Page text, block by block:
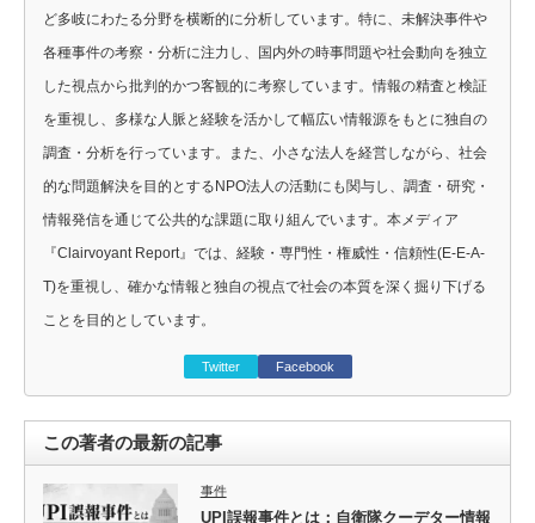
ど多岐にわたる分野を横断的に分析しています。特に、未解決事件や
各種事件の考察・分析に注力し、国内外の時事問題や社会動向を独立
した視点から批判的かつ客観的に考察しています。情報の精査と検証
を重視し、多様な人脈と経験を活かして幅広い情報源をもとに独自の
調査・分析を行っています。また、小さな法人を経営しながら、社会
的な問題解決を目的とするNPO法人の活動にも関与し、調査・研究・
情報発信を通じて公共的な課題に取り組んでいます。本メディア
『Clairvoyant Report』では、経験・専門性・権威性・信頼性(E-E-A-
T)を重視し、確かな情報と独自の視点で社会の本質を深く掘り下げる
ことを目的としています。
Twitter Facebook
この著者の最新の記事
事件
UPI誤報事件とは：自衛隊クーデター情報